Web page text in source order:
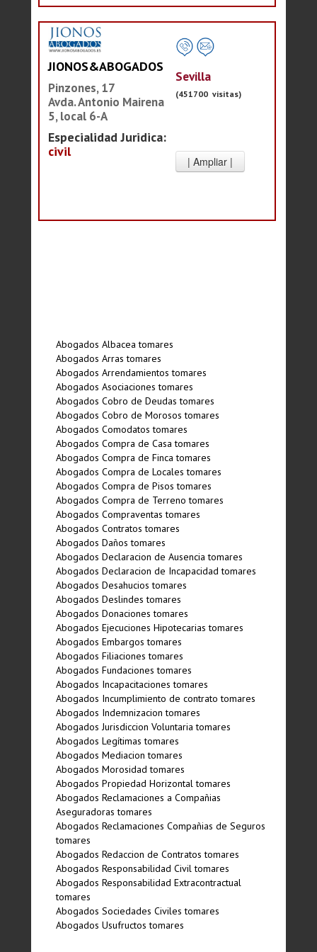
JIONOS&ABOGADOS
Pinzones, 17
Avda. Antonio Mairena
5, local 6-A
Especialidad Juridica:
civil
Sevilla
(451700 visitas)
Abogados Albacea tomares
Abogados Arras tomares
Abogados Arrendamientos tomares
Abogados Asociaciones tomares
Abogados Cobro de Deudas tomares
Abogados Cobro de Morosos tomares
Abogados Comodatos tomares
Abogados Compra de Casa tomares
Abogados Compra de Finca tomares
Abogados Compra de Locales tomares
Abogados Compra de Pisos tomares
Abogados Compra de Terreno tomares
Abogados Compraventas tomares
Abogados Contratos tomares
Abogados Daños tomares
Abogados Declaracion de Ausencia tomares
Abogados Declaracion de Incapacidad tomares
Abogados Desahucios tomares
Abogados Deslindes tomares
Abogados Donaciones tomares
Abogados Ejecuciones Hipotecarias tomares
Abogados Embargos tomares
Abogados Filiaciones tomares
Abogados Fundaciones tomares
Abogados Incapacitaciones tomares
Abogados Incumplimiento de contrato tomares
Abogados Indemnizacion tomares
Abogados Jurisdiccion Voluntaria tomares
Abogados Legí­timas tomares
Abogados Mediacion tomares
Abogados Morosidad tomares
Abogados Propiedad Horizontal tomares
Abogados Reclamaciones a Compañias
Aseguradoras tomares
Abogados Reclamaciones Compañias de Seguros
tomares
Abogados Redaccion de Contratos tomares
Abogados Responsabilidad Civil tomares
Abogados Responsabilidad Extracontractual
tomares
Abogados Sociedades Civiles tomares
Abogados Usufructos tomares